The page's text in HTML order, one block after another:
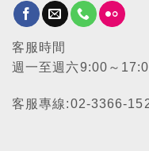
客服時間
週一至週六9:00～
客服專線:02-3366-